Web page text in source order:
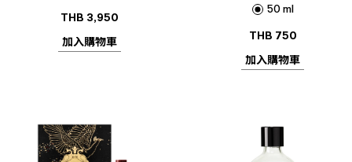
THB 3,950
加入購物車
50 ml
THB 750
加入購物車